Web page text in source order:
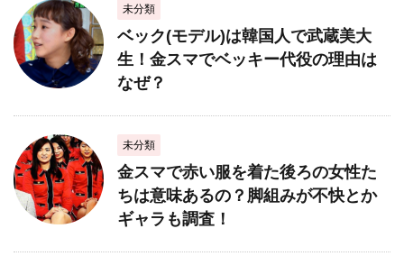
未分類
ベック(モデル)は韓国人で武蔵美大
生！金スマでベッキー代役の理由は
なぜ？
未分類
金スマで赤い服を着た後ろの女性た
ちは意味あるの？脚組みが不快とか
ギャラも調査！